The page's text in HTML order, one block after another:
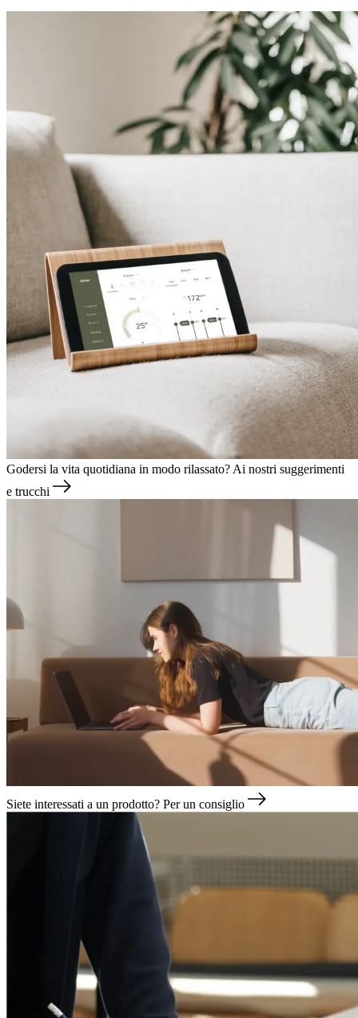
Godersi la vita quotidiana in modo rilassato?Ai nostri suggerimenti
e trucchi
Siete interessati a un prodotto? Per un consiglio